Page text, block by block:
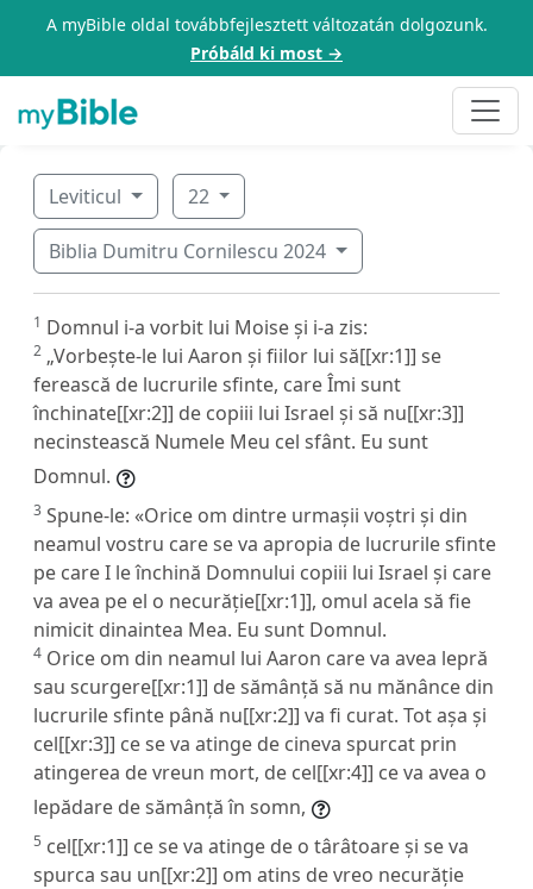
A myBible oldal továbbfejlesztett változatán dolgozunk.
Próbáld ki most →
Leviticul 22
Biblia Dumitru Cornilescu 2024
1 Domnul i-a vorbit lui Moise și i-a zis:
2 „Vorbește-le lui Aaron și fiilor lui să[[xr:1]] se
ferească de lucrurile sfinte, care Îmi sunt
închinate[[xr:2]] de copiii lui Israel și să nu[[xr:3]]
necinstească Numele Meu cel sfânt. Eu sunt
Domnul.
3 Spune-le: «Orice om dintre urmașii voștri și din
neamul vostru care se va apropia de lucrurile sfinte
pe care I le închină Domnului copiii lui Israel și care
va avea pe el o necurăție[[xr:1]], omul acela să fie
nimicit dinaintea Mea. Eu sunt Domnul.
4 Orice om din neamul lui Aaron care va avea lepră
sau scurgere[[xr:1]] de sămânță să nu mănânce din
lucrurile sfinte până nu[[xr:2]] va fi curat. Tot așa și
cel[[xr:3]] ce se va atinge de cineva spurcat prin
atingerea de vreun mort, de cel[[xr:4]] ce va avea o
lepădare de sămânță în somn,
5 cel[[xr:1]] ce se va atinge de o târâtoare și se va
spurca sau un[[xr:2]] om atins de vreo necurăție